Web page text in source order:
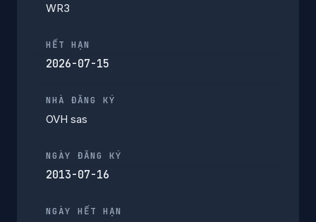
WR3
HẾT HẠN
2026-07-15
NHÀ ĐĂNG KÝ
OVH sas
NGÀY ĐĂNG KÝ
2013-07-16
NGÀY HẾT HẠN